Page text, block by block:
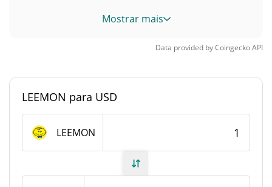
Volume / Limite de
Posição de mercado
Fornecimento de LeemonHead
circulação
Mostrar mais
Data provided byCoingeckoAPI
LEEMON para USD
LEEMON